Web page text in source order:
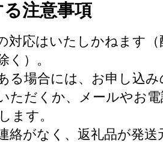
注意事項
対応はいたしかねます
く）。
る場合には、お申し込
ただくか、メールやお
ます。
絡がなく、返礼品が発